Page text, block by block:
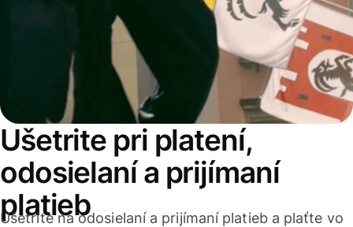
Ušetrite pri platení,
odosielaní a prijímaní
platieb
Ušetrite na odosielaní a prijímaní platieb a plaťte vo